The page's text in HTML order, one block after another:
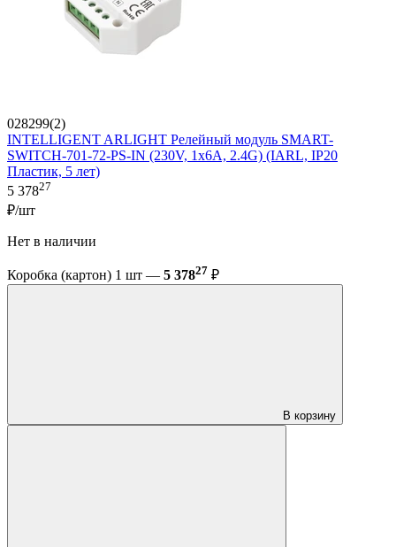
028299(2)
INTELLIGENT ARLIGHT Релейный модуль SMART-
SWITCH-701-72-PS-IN (230V, 1x6A, 2.4G) (IARL, IP20
Пластик, 5 лет)
5 37827
₽/шт
Нет в наличии
Коробка (картон) 1 шт — 5 37827 ₽
В корзину